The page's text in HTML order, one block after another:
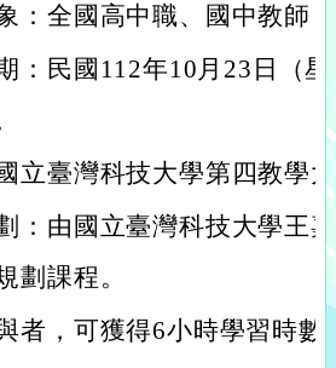
：全國高中職、國中教師
：民國112年10月23日（
立臺灣科技大學第四教學
：由國立臺灣科技大學王
劃課程。
者，可獲得6小時學習時數